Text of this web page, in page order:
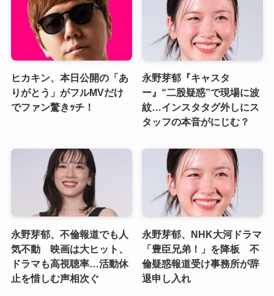
ヒカキン、本日公開の「あ
りがとう」がフルMVだけ
でファン驚きｯチ！
永野芽郁『キャスタ
ー』“二股疑惑”で現場に波
紋…インスタタグ外しにス
タッフの本音がにじむ？
永野芽郁、不倫報道でも人
気不動 映画は大ヒット、
ドラマも高視聴率…活動休
止を惜しむ声相次ぐ
永野芽郁、NHK大河ドラマ
「豊臣兄弟！」を降板 不
倫疑惑報道受け事務所が辞
退申し入れ